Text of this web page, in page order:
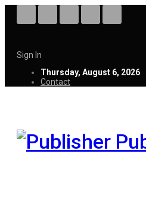
Sign In
Thursday, August 6, 2026
Contact